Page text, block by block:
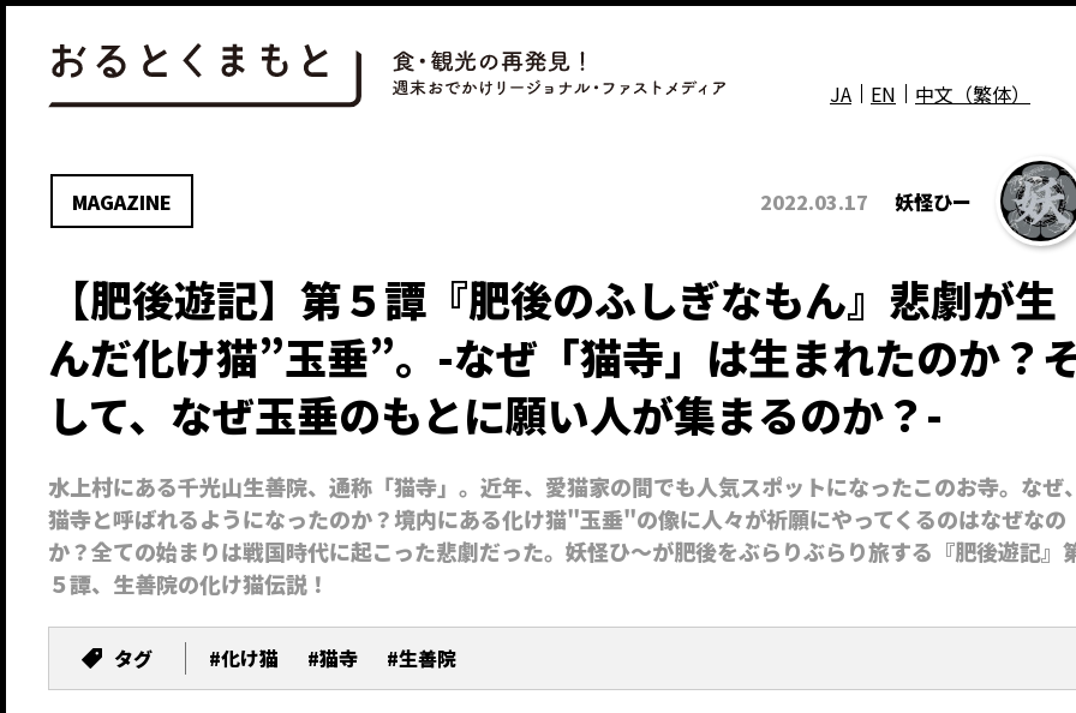
JA EN 中文（繁体）
MAGAZINE 2022.03.17 妖怪ひー
【肥後遊記】第５譚『肥後のふしぎなもん』悲劇が生
んだ化け猫”玉垂”。-なぜ「猫寺」は生まれたのか？
して、なぜ玉垂のもとに願い人が集まるのか？-
水上村にある千光山生善院、通称「猫寺」。近年、愛猫家の間でも人気スポットになったこのお寺。なぜ
猫寺と呼ばれるようになったのか？境内にある化け猫"玉垂"の像に人々が祈願にやってくるのはなぜなの
か？全ての始まりは戦国時代に起こった悲劇だった。妖怪ひ〜が肥後をぶらりぶらり旅する『肥後遊記』
５譚、生善院の化け猫伝説！
タグ #化け猫 #猫寺 #生善院